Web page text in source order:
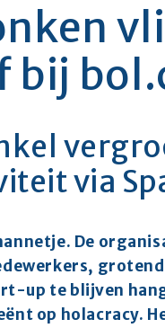
bij
via
De
up te blijven
op holacracy.